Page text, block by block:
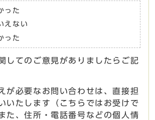
った
えない
った
してのご意見がありましたらご記
が必要なお問い合わせは、直接担
いたします（こちらではお受けで
た、住所・電話番号などの個人情